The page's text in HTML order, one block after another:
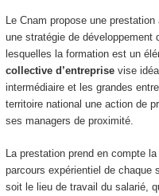
Le Cnam propose une
une stratégie de développement
lesquelles la formation est un
collective d’entreprisevise
intermédiaire et les grandes
territoire national une action de
ses managers de proximité.
La prestation prend en compte
parcours expérientiel de chaque
soit le lieu de travail du salarié,